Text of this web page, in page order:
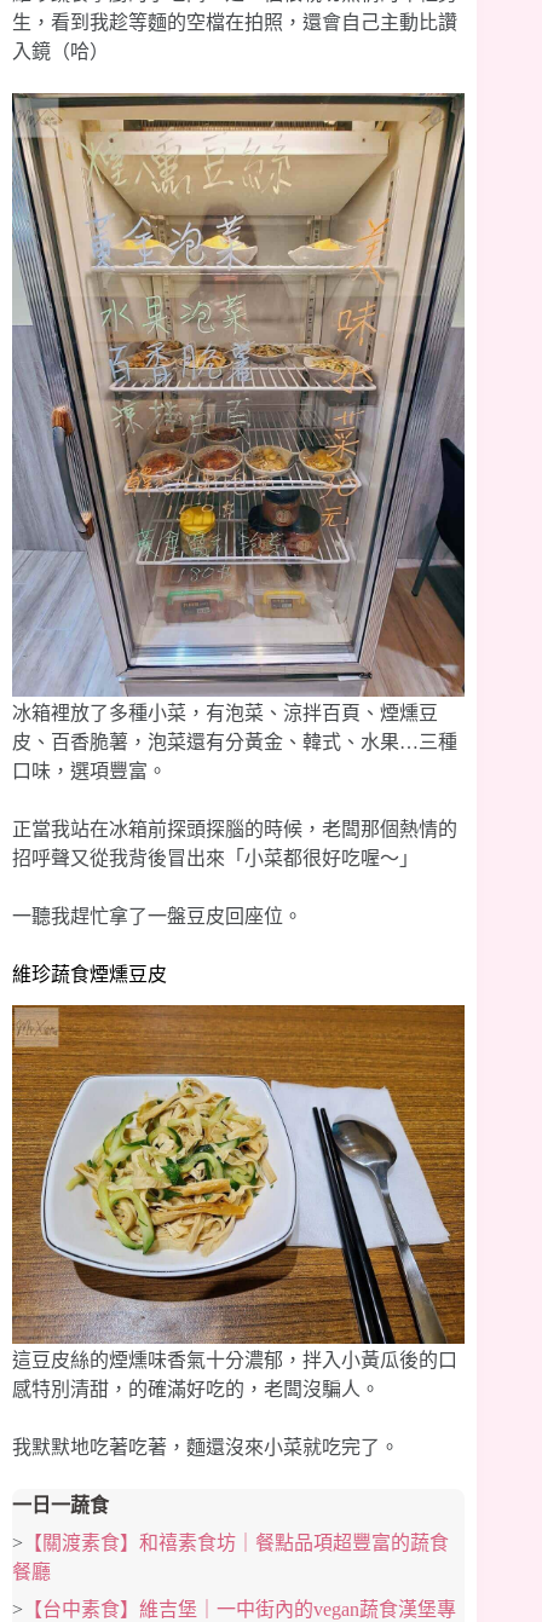
生，看到我趁等麵的空檔在拍照，還會自己主動比讚
入鏡（哈）
冰箱裡放了多種小菜，有泡菜、涼拌百頁、煙燻豆
皮、百香脆薯，泡菜還有分黃金、韓式、水果…三種
口味，選項豐富。
正當我站在冰箱前探頭探腦的時候，老闆那個熱情的
招呼聲又從我背後冒出來「小菜都很好吃喔～」
一聽我趕忙拿了一盤豆皮回座位。
維珍蔬食煙燻豆皮
這豆皮絲的煙燻味香氣十分濃郁，拌入小黃瓜後的口
感特別清甜，的確滿好吃的，老闆沒騙人。
我默默地吃著吃著，麵還沒來小菜就吃完了。
一日一蔬食
> 【關渡素食】和禧素食坊｜餐點品項超豐富的蔬食
餐廳
> 【台中素食】維吉堡｜一中街內的vegan蔬食漢堡專